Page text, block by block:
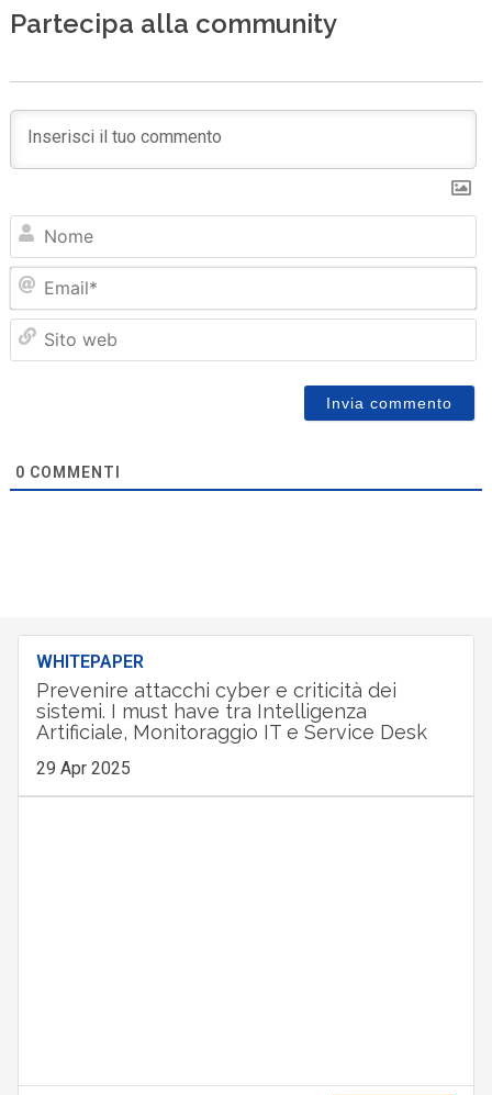
Partecipa alla community
0 COMMENTI
WHITEPAPER
Prevenire attacchi cyber e criticità dei
sistemi. I must have tra Intelligenza
Artificiale, Monitoraggio IT e Service Desk
29 Apr 2025